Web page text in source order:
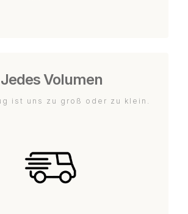
Jedes Volumen
ist uns zu groß oder zu klein.